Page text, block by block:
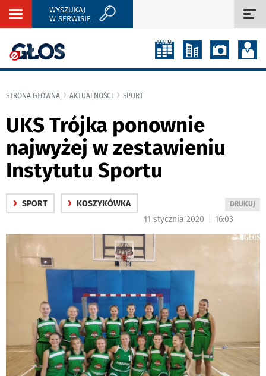
Rozwiń
WYSZUKAJ
W SERWISIE
STRONA GŁÓWNA AKTUALNOŚCI SPORT
UKS Trójka ponownie
najwyżej w zestawieniu
Instytutu Sportu
› SPORT › KOSZYKÓWKA
WYDRUKUJ
DRUKUJ
11 stycznia 2020 16:03